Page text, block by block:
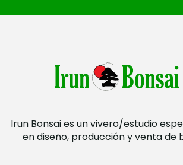
Irun Bonsai es un vivero/estudio
en diseño, producción y venta de